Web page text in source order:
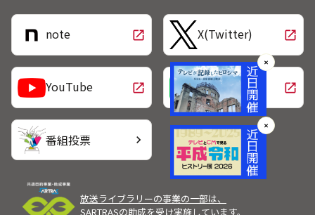
note open_in_new X(Twitter) open_in_new
YouTube open_in_new LINE open_in_new
番組投票 chevron_right
放送ライブラリーの事業の一部は、
SARTRASの助成を受け実施しています。
✕
✕